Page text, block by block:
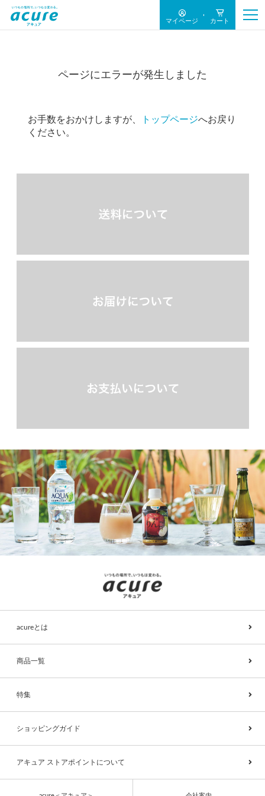
マイページ カート
ページにエラーが発生しました
お手数をおかけしますが、 トップページへお戻り
ください。
acureとは
商品一覧
特集
ショッピングガイド
アキュア ストアポイントについて